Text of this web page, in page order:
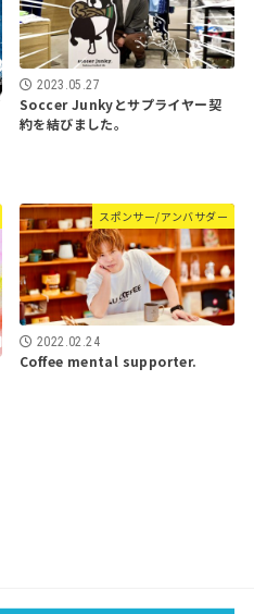
2023.05.27
Soccer Junkyとサプライヤー契
約を結びました。
スポンサー/アンバサダー
2022.02.24
Coffee mental supporter.